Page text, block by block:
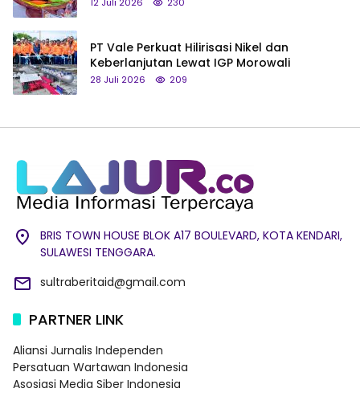
PT Vale Perkuat Hilirisasi Nikel dan
Keberlanjutan Lewat IGP Morowali
28 Juli 2026 209
BRIS TOWN HOUSE BLOK A17 BOULEVARD, KOTA KENDARI,
SULAWESI TENGGARA.
sultraberitaid@gmail.com
PARTNER LINK
Aliansi Jurnalis Independen
Persatuan Wartawan Indonesia
Asosiasi Media Siber Indonesia